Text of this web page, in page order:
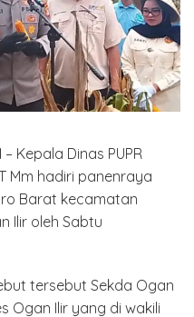
– Kepala Dinas PUPR
Mm hadiri panenraya
Barat kecamatan
Ilir oleh Sabtu
tersebut Sekda Ogan
Ogan Ilir yang di wakili